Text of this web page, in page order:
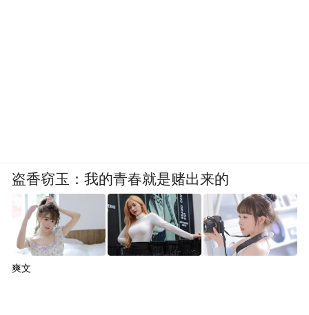
盗香窃玉：我的青春就是赌出来的
爽文